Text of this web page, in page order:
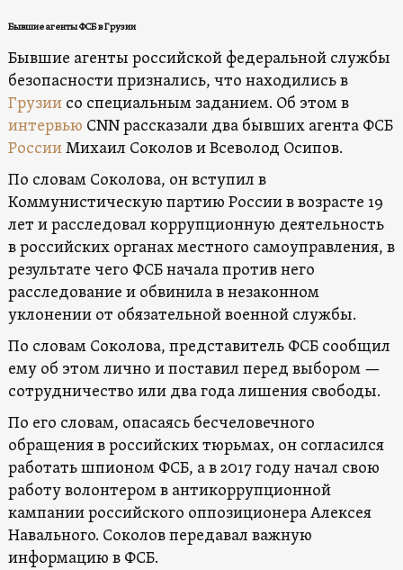
Бывшие агенты ФСБ в Грузии
Бывшие агенты российской федеральной службы
безопасности признались, что находились в
Грузиисо специальным заданием. Об этом в
интервью CNN рассказали два бывших агента ФСБ
РоссииМихаил Соколов и Всеволод Осипов.
По словам Соколова, он вступил в
Коммунистическую партию России в возрасте 19
лет и расследовал коррупционную деятельность
в российских органах местного самоуправления, в
результате чего ФСБ начала против него
расследование и обвинила в незаконном
уклонении от обязательной военной службы.
По словам Соколова, представитель ФСБ сообщил
ему об этом лично и поставил перед выбором —
сотрудничество или два года лишения свободы.
По его словам, опасаясь бесчеловечного
обращения в российских тюрьмах, он согласился
работать шпионом ФСБ, а в 2017 году начал свою
работу волонтером в антикоррупционной
кампании российского оппозиционера Алексея
Навального. Соколов передавал важную
информацию в ФСБ.